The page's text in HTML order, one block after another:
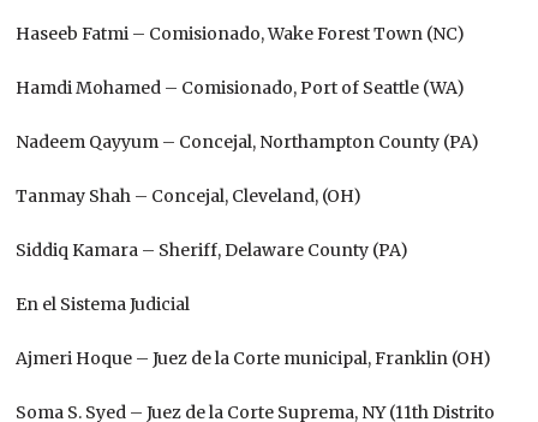
Haseeb Fatmi – Comisionado, Wake Forest Town (NC)
Hamdi Mohamed – Comisionado, Port of Seattle (WA)
Nadeem Qayyum – Concejal, Northampton County (PA)
Tanmay Shah – Concejal, Cleveland, (OH)
Siddiq Kamara – Sheriff, Delaware County (PA)
En el Sistema Judicial
Ajmeri Hoque – Juez de la Corte municipal, Franklin (OH)
Soma S. Syed – Juez de la Corte Suprema, NY (11th Distrito